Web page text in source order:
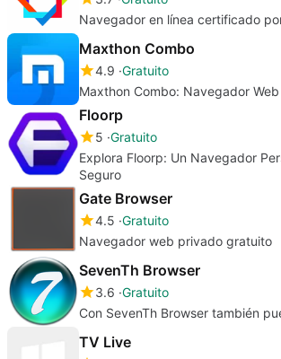
Navegador en línea certificado
Maxthon Combo
4.9 Gratuito
Maxthon Combo: Navegador
Floorp
5 Gratuito
Explora Floorp: Un Navegador
Seguro
Gate Browser
4.5 Gratuito
Navegador web privado gratuito
SevenTh Browser
3.6 Gratuito
Con SevenTh Browser también
TV Live